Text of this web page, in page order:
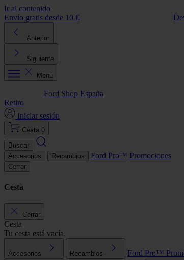
Ir al contenido
Envío gratis desde 10 €
Anterior
Siguiente
Menú
Ford Shop España
Retiro
Iniciar sesión
Cesta 0
Buscar
Accesorios
Recambios Ford Pro™ Promociones
Cerrar
Cesta
Cerrar
Cesta
Tu cesta está vacía.
Accesorios Recambios Ford Pro™